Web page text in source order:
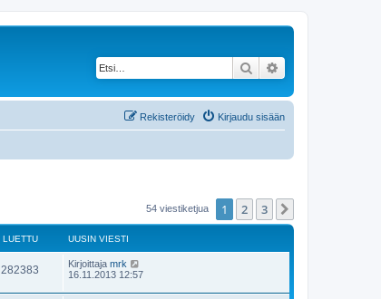
Etsi
Kirjaudu sisään
Rekisteröidy
54 viestiketjua 1 2 3
LUETTU UUSIN VIESTI
282383 Kirjoittaja mrk
16.11.2013 12:57